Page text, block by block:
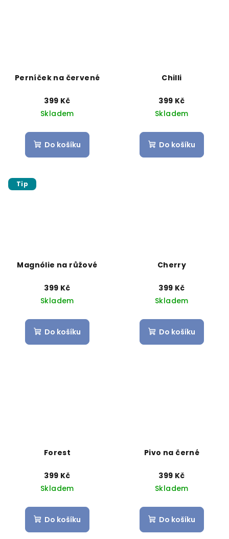
Perníček na červené
399 Kč
Skladem
Do košíku
Chilli
399 Kč
Skladem
Do košíku
Tip
Magnólie na růžové
399 Kč
Skladem
Do košíku
Cherry
399 Kč
Skladem
Do košíku
Forest
399 Kč
Skladem
Do košíku
Pivo na černé
399 Kč
Skladem
Do košíku